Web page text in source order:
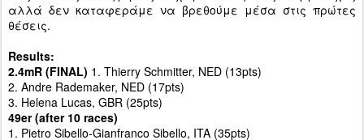
αλλά δεν καταφεράμε να βρεθούμε μέσα στις πρώτες
θέσεις.
Results:
2.4mR (FINAL) 1. Thierry Schmitter, NED (13pts)
2. Andre Rademaker, NED (17pts)
3. Helena Lucas, GBR (25pts)
49er (after 10 races)
1. Pietro Sibello-Gianfranco Sibello, ITA (35pts)